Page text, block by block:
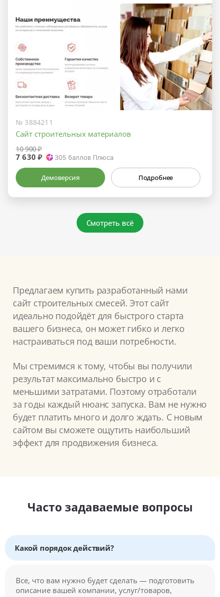
№ 3884211
Сайт строительных материалов
10 900 ₽
7 630 ₽ 305 баллов Плюса
Демоверсия Подробнее
Смотреть всё
Предлагаем купить разработанный нами
сайт строительных смесей. Этот сайт
идеально подойдёт для быстрого старта
вашего бизнеса, он может гибко и легко
настраиваться под ваши потребности.
Мы стремимся к тому, чтобы вы получили
результат максимально быстро и с
меньшими затратами. Поэтому отработали
за годы каждый нюанс запуска. Вам не нужно
будет платить много и долго ждать. С новым
сайтом вы сможете ощутить наибольший
эффект для продвижения бизнеса.
Часто задаваемые вопросы
Какой порядок действий?
Все, что вам нужно будет сделать — подготовить
описание вашей компании, услуг/товаров,